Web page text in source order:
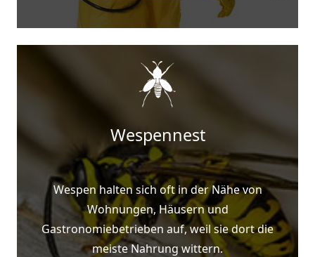
Wespennest
Wespen halten sich oft in der Nähe von
Wohnungen, Häusern und
Gastronomiebetrieben auf, weil sie dort die
meiste Nahrung wittern.